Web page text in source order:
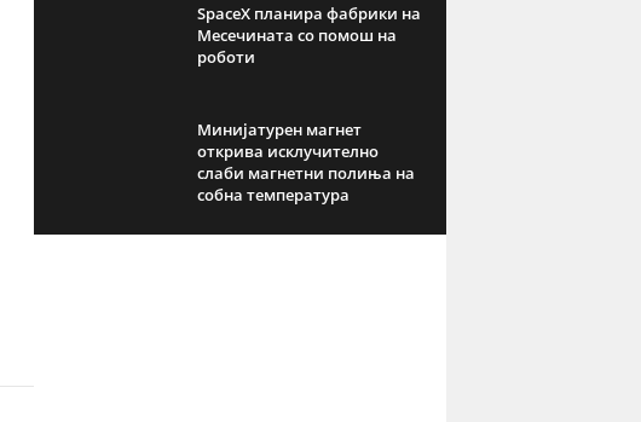
SpaceX планира фабрики на
Месечината со помош на
роботи
Минијатурен магнет
открива исклучително
слаби магнетни полиња на
собна температура